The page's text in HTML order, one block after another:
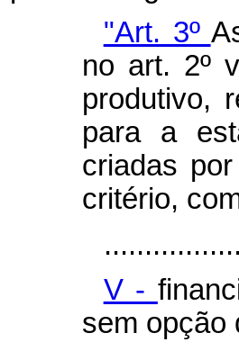
"Art. 3º
no art. 2º
produtivo,
para a
criadas
critério,
V -
sem opção